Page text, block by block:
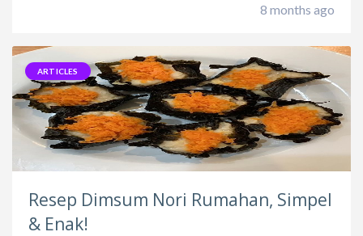
8 months ago
ARTICLES
Resep Dimsum Nori Rumahan, Simpel
& Enak!